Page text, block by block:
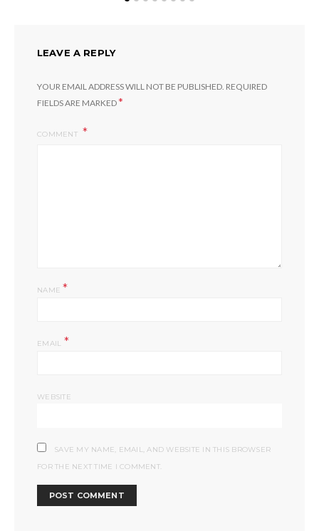
LEAVE A REPLY
YOUR EMAIL ADDRESS WILL NOT BE PUBLISHED. REQUIRED
FIELDS ARE MARKED*
COMMENT
NAME*
EMAIL *
WEBSITE
SAVE MY NAME, EMAIL, AND WEBSITE IN THIS BROWSER
FOR THE NEXT TIME I COMMENT.